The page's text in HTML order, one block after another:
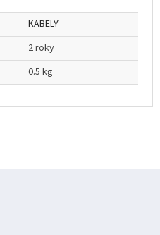
KABELY
2 roky
0.5 kg